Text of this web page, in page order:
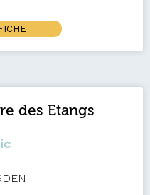
des Etangs